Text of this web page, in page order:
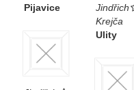
Pijavice
Jindřich
Krejča
Ulity